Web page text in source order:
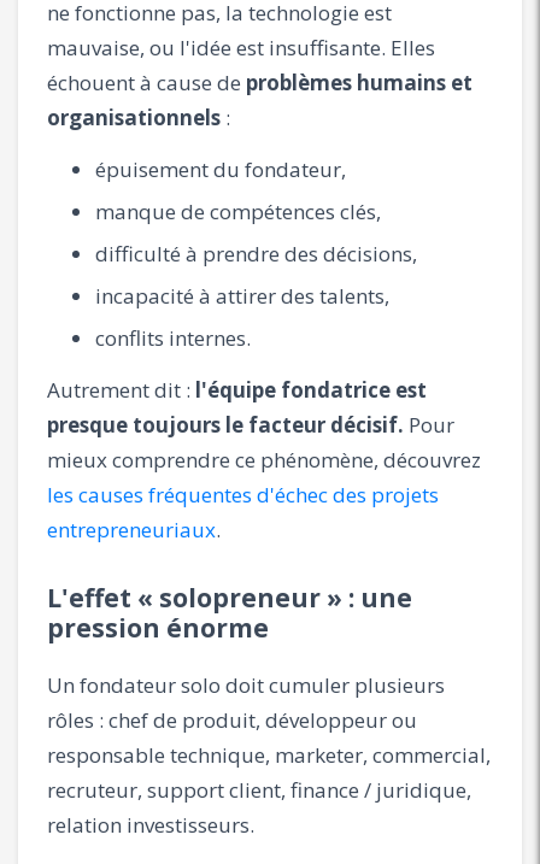
ne fonctionne pas, la technologie est
mauvaise, ou l'idée est insuffisante. Elles
échouent à cause de problèmes humains et
organisationnels :
épuisement du fondateur,
manque de compétences clés,
difficulté à prendre des décisions,
incapacité à attirer des talents,
conflits internes.
Autrement dit : l'équipe fondatrice est
presque toujours le facteur décisif. Pour
mieux comprendre ce phénomène, découvrez
les causes fréquentes d'échec des projets
entrepreneuriaux.
L'effet « solopreneur » : une
pression énorme
Un fondateur solo doit cumuler plusieurs
rôles : chef de produit, développeur ou
responsable technique, marketer, commercial,
recruteur, support client, finance / juridique,
relation investisseurs.